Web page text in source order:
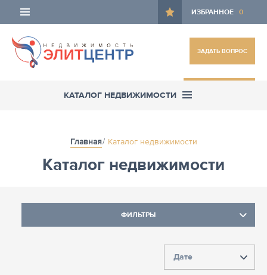
ИЗБРАННОЕ 0
ЗАДАТЬ ВОПРОС
ОСТАВИТЬ ЗАЯВКУ
КАТАЛОГ НЕДВИЖИМОСТИ
Главная Каталог недвижимости
Каталог недвижимости
ФИЛЬТРЫ
Дате